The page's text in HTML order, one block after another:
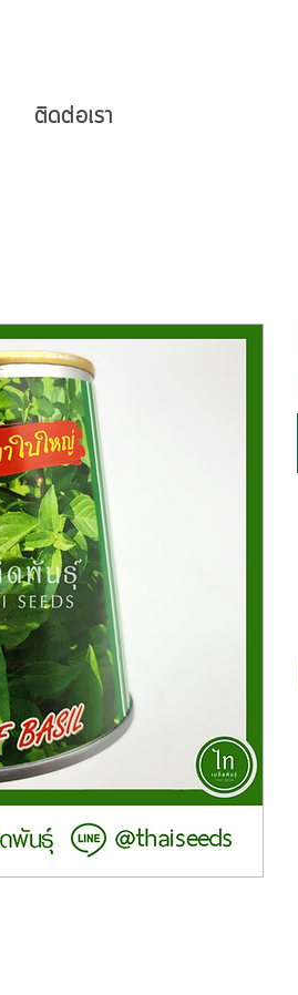
ติดต่อเรา